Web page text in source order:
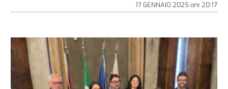
17 GENNAIO 2025ore 20:17